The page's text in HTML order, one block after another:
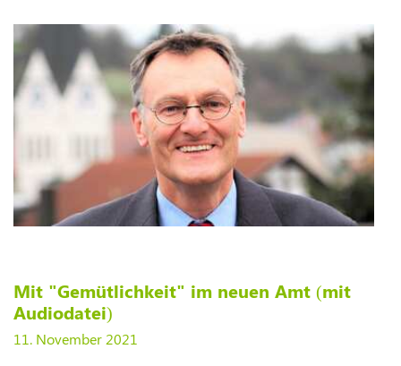
Mit "Gemütlichkeit" im neuen Amt (mit
Audiodatei)
11. November 2021